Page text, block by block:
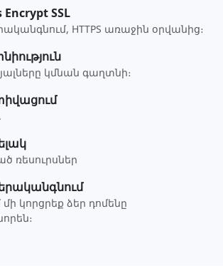
SSL
HTTPS առաջին օրվանից։
կմնան գաղտնի։
ռեսուրսներ
կորցրեք ձեր դոմենը